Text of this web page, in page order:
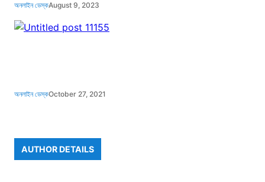
অনলাইন ডেস্কAugust 9, 2023
অনলাইন ডেস্কOctober 27, 2021
AUTHOR DETAILS